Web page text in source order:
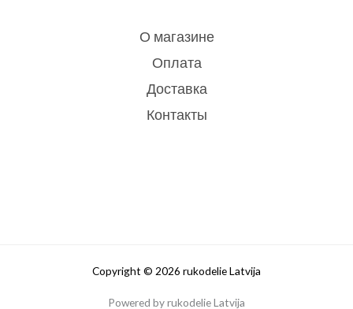
О магазине
Оплата
Доставка
Контакты
Copyright © 2026 rukodelie Latvija
Powered by rukodelie Latvija